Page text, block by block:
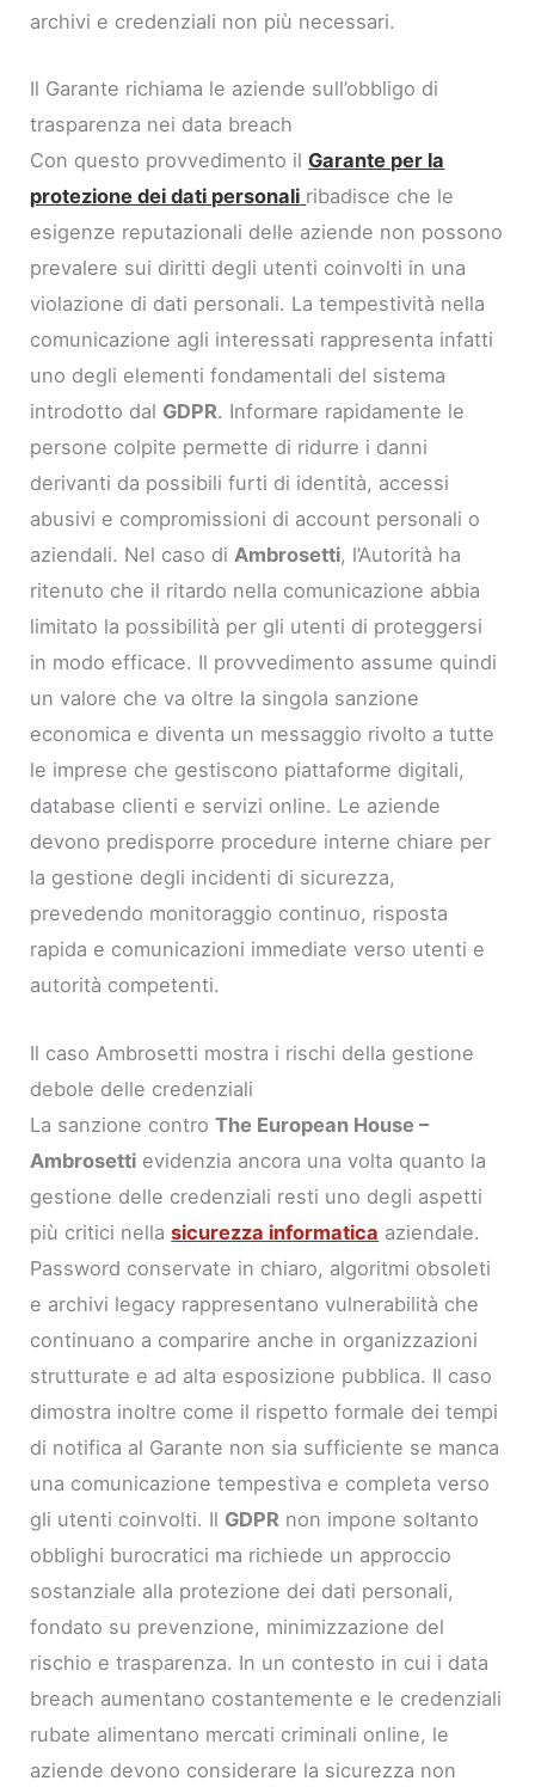
archivi e credenziali non più necessari.
Il Garante richiama le aziende sull’obbligo di
trasparenza nei data breach
Con questo provvedimento ilGarante per la
protezione dei dati personali ribadisce che le
esigenze reputazionali delle aziende non possono
prevalere sui diritti degli utenti coinvolti in una
violazione di dati personali. La tempestività nella
comunicazione agli interessati rappresenta infatti
uno degli elementi fondamentali del sistema
introdotto dal GDPR. Informare rapidamente le
persone colpite permette di ridurre i danni
derivanti da possibili furti di identità, accessi
abusivi e compromissioni di account personali o
aziendali. Nel caso diAmbrosetti, l’Autorità ha
ritenuto che il ritardo nella comunicazione abbia
limitato la possibilità per gli utenti di proteggersi
in modo efficace. Il provvedimento assume quindi
un valore che va oltre la singola sanzione
economica e diventa un messaggio rivolto a tutte
le imprese che gestiscono piattaforme digitali,
database clienti e servizi online. Le aziende
devono predisporre procedure interne chiare per
la gestione degli incidenti di sicurezza,
prevedendo monitoraggio continuo, risposta
rapida e comunicazioni immediate verso utenti e
autorità competenti.
Il caso Ambrosetti mostra i rischi della gestione
debole delle credenziali
La sanzione controThe European House –
Ambrosetti evidenzia ancora una volta quanto la
gestione delle credenziali resti uno degli aspetti
più critici nellasicurezza informatica aziendale.
Password conservate in chiaro, algoritmi obsoleti
e archivi legacy rappresentano vulnerabilità che
continuano a comparire anche in organizzazioni
strutturate e ad alta esposizione pubblica. Il caso
dimostra inoltre come il rispetto formale dei tempi
di notifica al Garante non sia sufficiente se manca
una comunicazione tempestiva e completa verso
gli utenti coinvolti. Il GDPR non impone soltanto
obblighi burocratici ma richiede un approccio
sostanziale alla protezione dei dati personali,
fondato su prevenzione, minimizzazione del
rischio e trasparenza. In un contesto in cui i data
breach aumentano costantemente e le credenziali
rubate alimentano mercati criminali online, le
aziende devono considerare la sicurezza non